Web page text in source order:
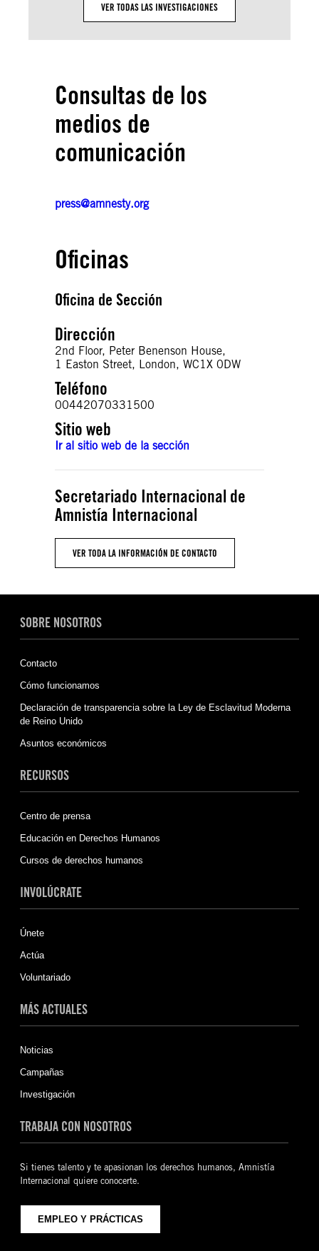
VER TODAS LAS INVESTIGACIONES
Consultas de los
medios de
comunicación
press@amnesty.org
Oficinas
Oficina de Sección
Dirección
2nd Floor, Peter Benenson House,
1 Easton Street, London, WC1X 0DW
Teléfono
00442070331500
Sitio web
Ir al sitio web de la sección
Secretariado Internacional de
Amnistía Internacional
VER TODA LA INFORMACIÓN DE CONTACTO
SOBRE NOSOTROS
Contacto
Cómo funcionamos
Declaración de transparencia sobre la Ley de Esclavitud Moderna
de Reino Unido
Asuntos económicos
RECURSOS
Centro de prensa
Educación en Derechos Humanos
Cursos de derechos humanos
INVOLÚCRATE
Únete
Actúa
Voluntariado
MÁS ACTUALES
Noticias
Campañas
Investigación
TRABAJA CON NOSOTROS
Si tienes talento y te apasionan los derechos humanos, Amnistía
Internacional quiere conocerte.
EMPLEO Y PRÁCTICAS